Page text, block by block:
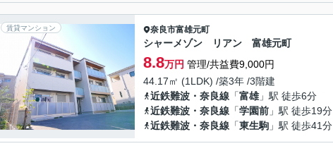
賃貸マンション 奈良市富雄元町
シャーメゾン リアン 富雄元町
8.8万円 管理/共益費9,000円
44.17㎡ (1LDK) /築3年 /3階建
近鉄難波・奈良線 「富雄」駅 徒歩6分
近鉄難波・奈良線 「学園前 」駅 徒歩19分
近鉄難波・奈良線 「東生駒 」駅 徒歩41分